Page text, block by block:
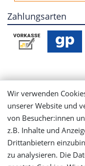
Zahlungsarten
Wir verwenden
unserer Website und
von Besucher:innen
z.B. Inhalte und
Drittanbietern
zu analysieren. Die